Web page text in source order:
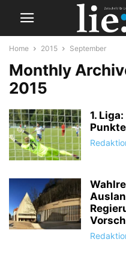
Home 2015 September
Monthly
2015
1.